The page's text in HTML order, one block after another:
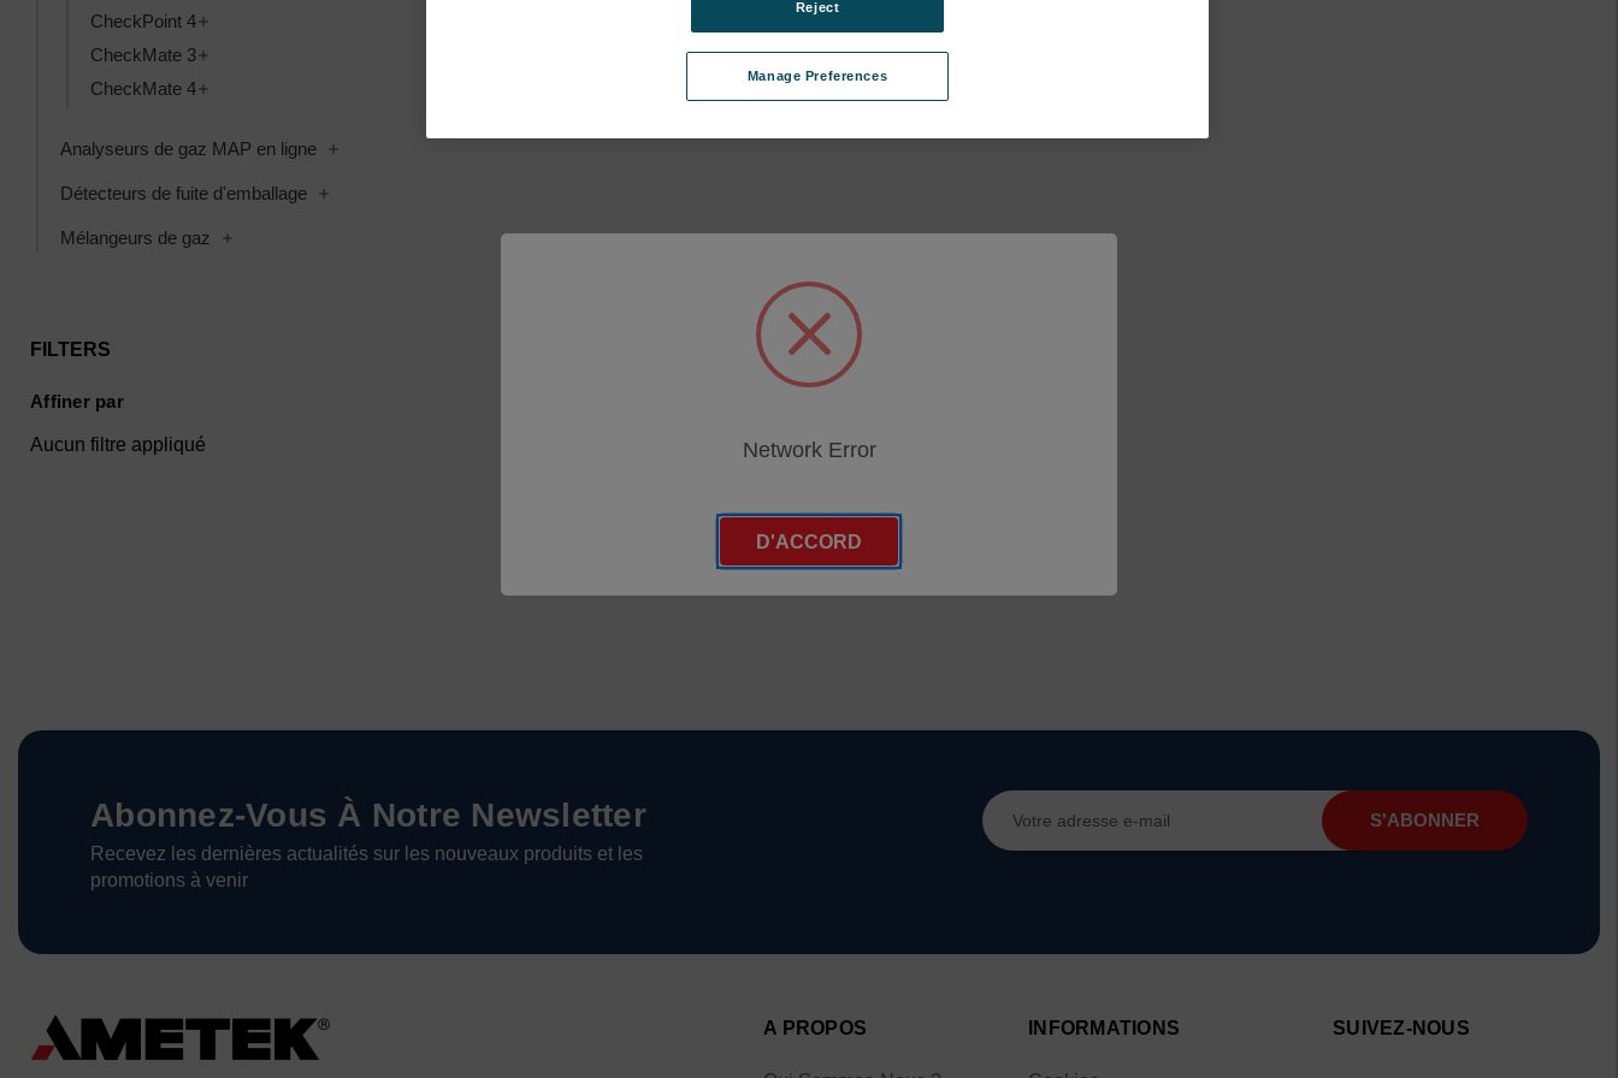
CheckPoint 4
CheckMate 3
CheckMate 4
Analyseurs de gaz MAP en ligne
Détecteurs de fuite d'emballage
Mélangeurs de gaz Toggle Mélangeurs de gaz subcategories
FILTERS
Affiner par
Aucun filtre appliqué
Abonnez-Vous À Notre Newsletter
Recevez les dernières actualités sur les nouveaux produits et les
promotions à venir
Adresse
e-
A PROPOS INFORMATIONS SUIVEZ-NOUS
Manage Preferences
Reject
Network Error
D'ACCORD